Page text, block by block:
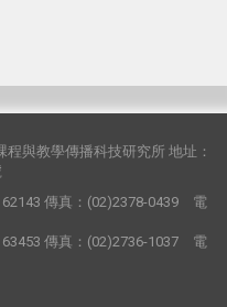
與教學傳播科技研究所 地址：
62143 傳真：(02)2378-0439 電
63453 傳真：(02)2736-1037 電